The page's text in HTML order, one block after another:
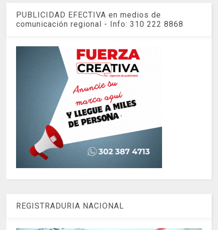
PUBLICIDAD EFECTIVA en medios de
comunicación regional - Info: 310 222 8868
REGISTRADURIA NACIONAL